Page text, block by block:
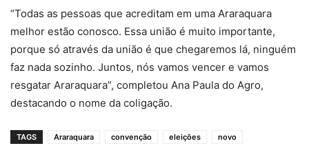
“Todas as pessoas que acreditam em uma Araraquara
melhor estão conosco. Essa união é muito importante,
porque só através da união é que chegaremos lá, ninguém
faz nada sozinho. Juntos, nós vamos vencer e vamos
resgatar Araraquara”, completou Ana Paula do Agro,
destacando o nome da coligação.
TAGS Araraquara convenção eleições
novo